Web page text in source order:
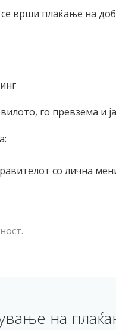
врши плаќање на
го превзема и
со лична
на